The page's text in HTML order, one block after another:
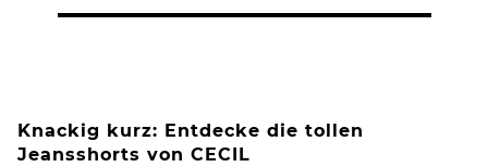
Knackig kurz: Entdecke die tollen
Jeansshorts von CECIL